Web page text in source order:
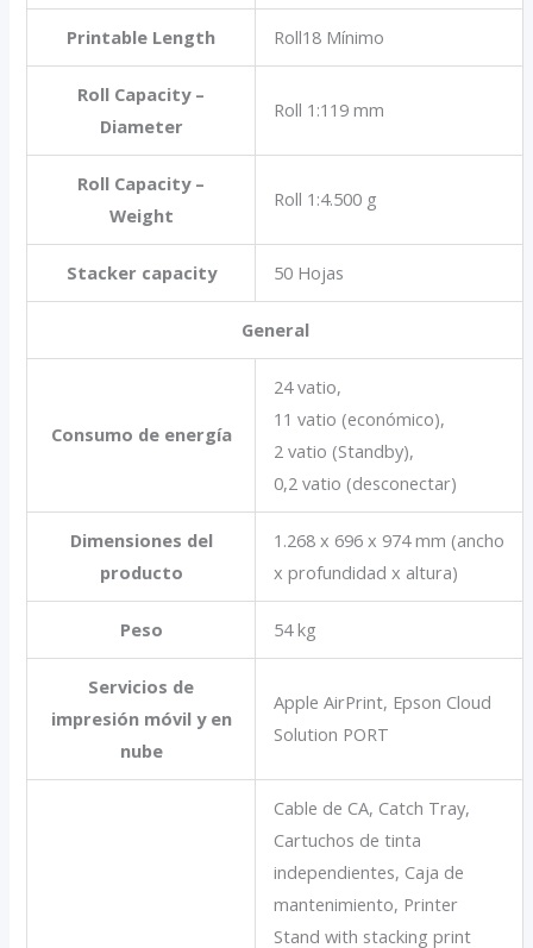
Printable Length Roll18 Mínimo
Roll Capacity –
Diameter
Roll 1:119 mm
Roll Capacity –
Weight
Roll 1:4.500 g
Stacker capacity 50 Hojas
General
Consumo de energía
24 vatio,
11 vatio (económico),
2 vatio (Standby),
0,2 vatio (desconectar)
Dimensiones del
producto
1.268‎ x 696 x 974 mm (ancho
x profundidad x altura)
Peso 54 kg
Servicios de
impresión móvil y en
nube
Apple AirPrint, Epson Cloud
Solution PORT
Cable de CA, Catch Tray,
Cartuchos de tinta
independientes, Caja de
mantenimiento, Printer
Stand with stacking print